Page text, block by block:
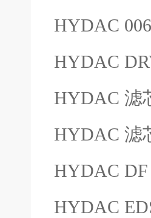
HYDAC
HYDAC
HYDAC 滤
HYDAC 滤
HYDAC
HYDAC